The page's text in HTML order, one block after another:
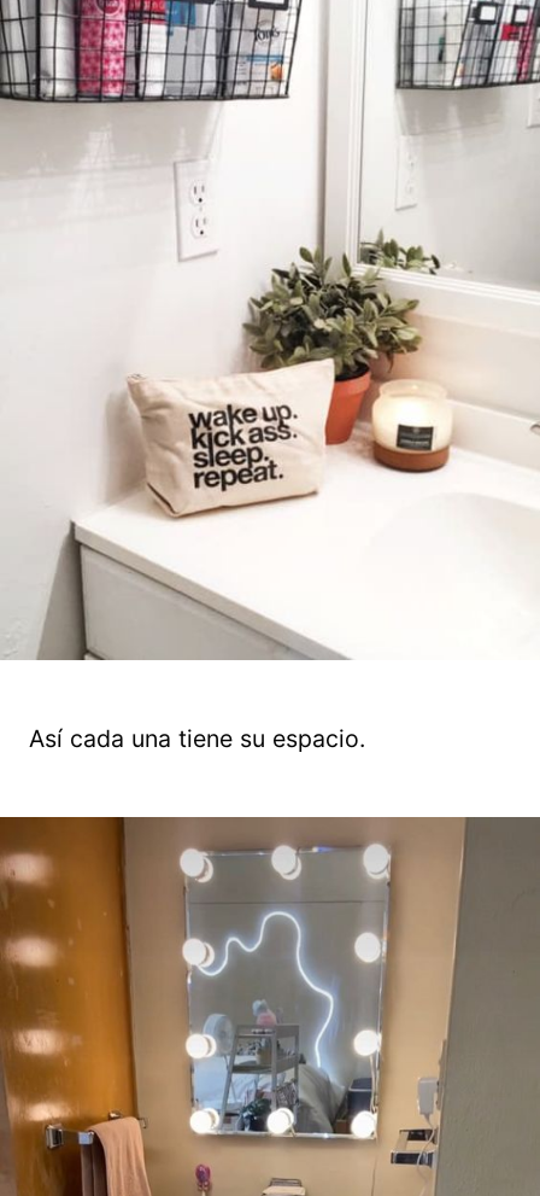
Así cada una tiene su espacio.